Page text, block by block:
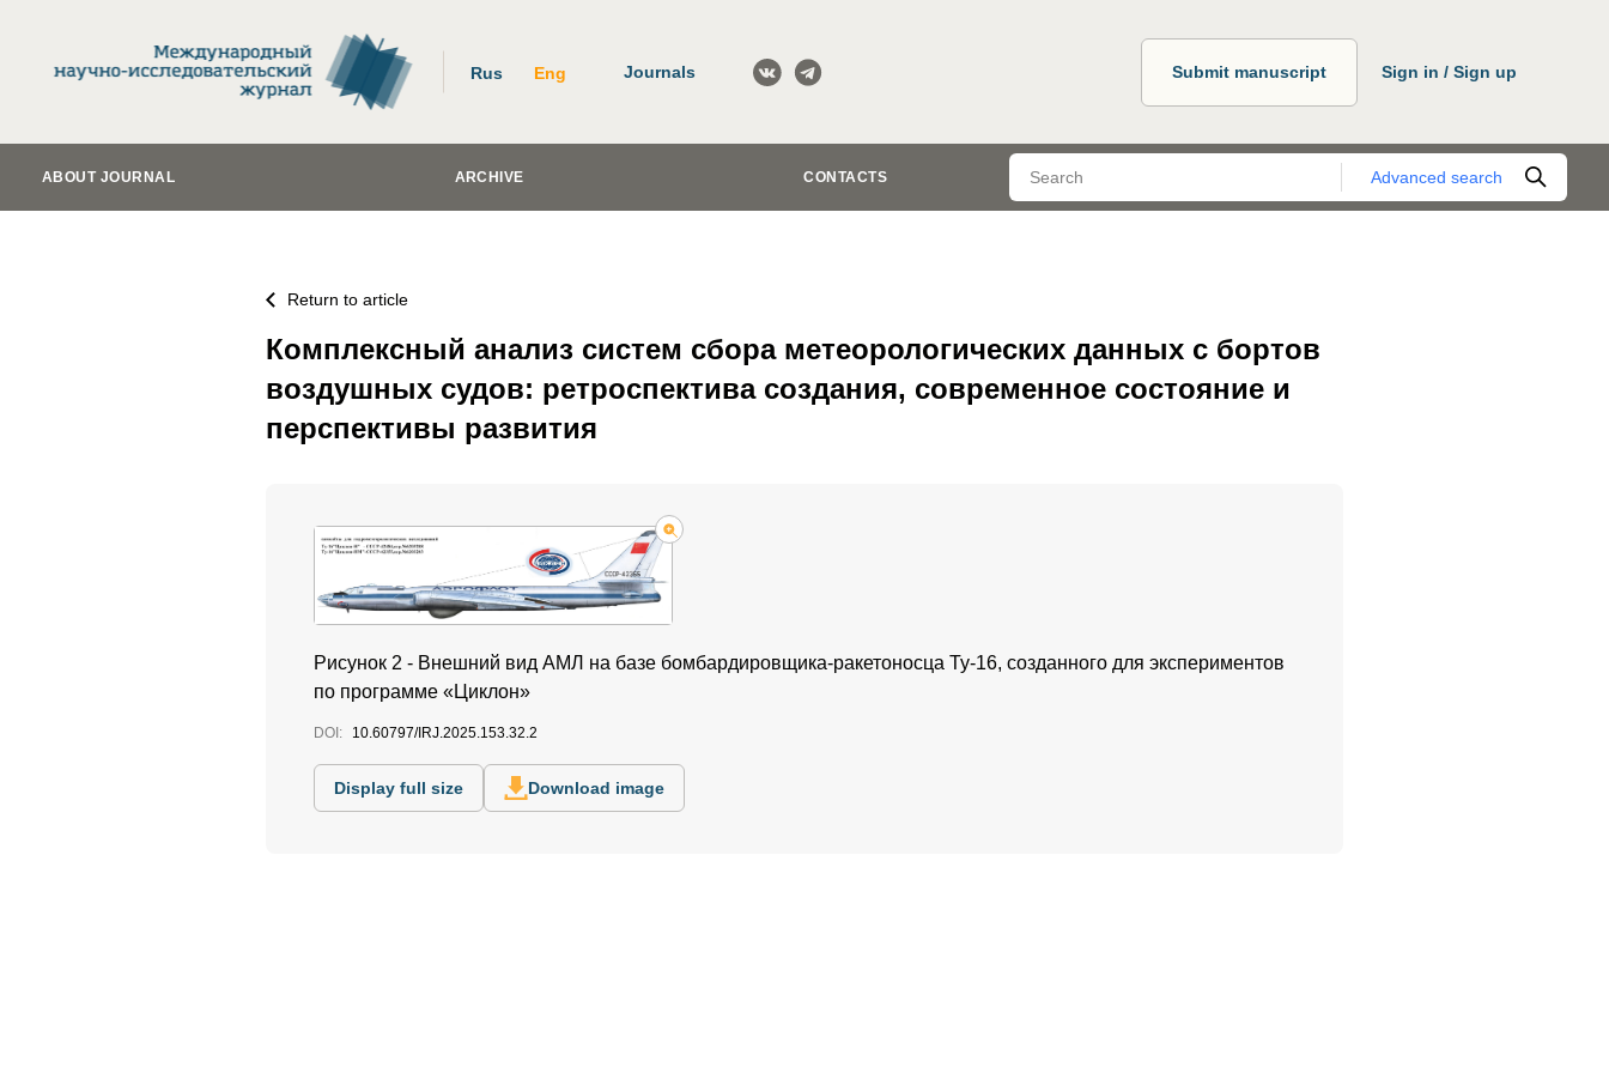
Rus Eng Journals Submit manuscript Sign in / Sign up
ABOUT JOURNAL ARCHIVE CONTACTS Advanced search
Return to article
Комплексный анализ систем сбора метеорологических данных с бортов
воздушных судов: ретроспектива создания, современное состояние и
перспективы развития
Рисунок 2 - Внешний вид АМЛ на базе бомбардировщика-ракетоносца Ту-16, созданного для экспериментов
по программе «Циклон»
DOI: 10.60797/IRJ.2025.153.32.2
Display full size Download image